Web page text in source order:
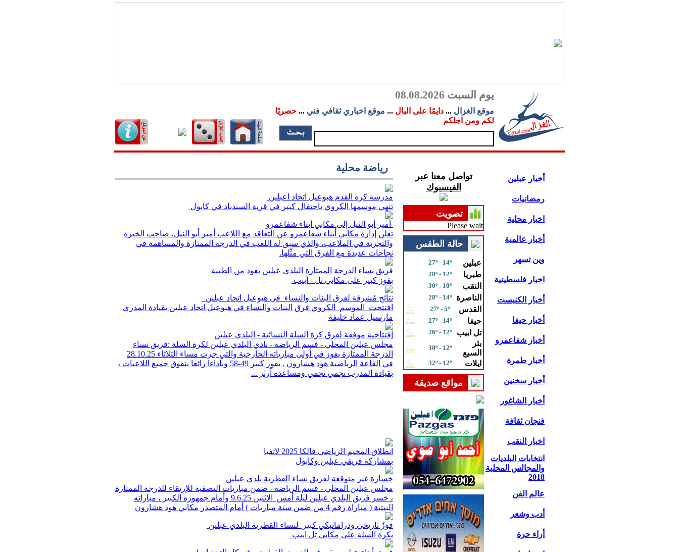
يوم السبت 08.08.2026
موقع الغزال ... دايمًا على البال ... موقع اخباري ثقافي فني ... حصريًا
لكم ومن اجلكم
أخبار عبلين
رمضانيات
اخبار محلية
أخبار عالمية
وين تسهر
اخبار فلسطينية
أخبار الكنيست
أخبار حيفا
أخبار شفاعمرو
أخبار طمرة
أخبار سخنين
أخبار الشاغور
فنجان ثقافة
اخبار النقب
انتخابات البلديات
والمجالس المحلية
2018
عالم الفن
أدب وشعر
أراء حرة
تواصل معنا عبر
الفيسبوك
تصويت
Please wait
حالة الطقس
عبلين 27º - 14º
طبريا 28º - 12º
النقب 30º - 10º
الناصرة 28º - 14º
القدس 27º - 5º
حيفا 27º - 14º
تل ابيب 26º - 12º
بئر
السبع
30º - 12º
ايلات 32º - 12º
مواقع صديقة
رياضة محلية
مدرسة كرة القدم هبوعيل اتحاد اعبلين
تنهي موسمها الكروي باحتفال كبير في قرية السندباد في كابول
أمير أبو النيل إلى مكابي أبناء شفاعمرو
تعلن إدارة مكابي أبناء شفاعمرو عن التعاقد مع اللاعب أمير أبو النيل، صاحب الخبرة
والتجربة في الملاعب، والذي سبق له اللعب في الدرجة الممتازة والمساهمة في
نجاحات عديدة مع الفرق التي مثّلها.
فريق نساء الدرجة الممتازة البلدي عبلين يعود من الطيبة
بفوز كبير على مكابي تل - أبيب
نتائج مُشرفة لفرق البنات والنساء في هبوعيل اتحاد عبلين
افتتحت الموسم الكروي فرق البنات والنساء في هبوعيل اتحاد عبلين بقيادة المدري
مارسيل عماد خليفة
إفتتاحية موفقة لفرق كرة السلة النسائية - البلدي عبلين
مجلس عبلين المحلي - قسم الرياضة - نادي البلدي عبلين لكرة السلة :فريق نساء
الدرجة الممتازة يفوز في أولى مبارياته الخارجية والتي جرت مساء الثلاثاء 28.10.25
في القاعة الرياضية هود هشارون . بفوز كبير 49-58 وبأداءا رائعا بتفوق جميع اللاعبات ،
بقيادة المدرب نجمي نجمي ومساعده آرثر ...
انطلاق المخيم الرياضي فالكا 2025 لاتفيا
بمشاركة فريقي عبلين وكابول
خسارة غير متوقعة لفريق نساء القطرية بلدي عبلين
مجلس عبلين المحلي - قسم الرياضة - ضمن مباريات التصفية للإرتقاء للدرجة الممتازة
، خسر فريق البلدي عبلين ليلة أمس الإثنين 9.6.25 وأمام جمهوره الكبير ، مباراته
البيتية ( مباراة رقم 4 من ضمن ستة مباريات ) أمام المتصدر مكابي هود هشارون
فوزٌ تاريخي ودراماتيكي كبير لنساء القطرية البلدي عبلين
بكرة السلة على مكابي تل ابيب